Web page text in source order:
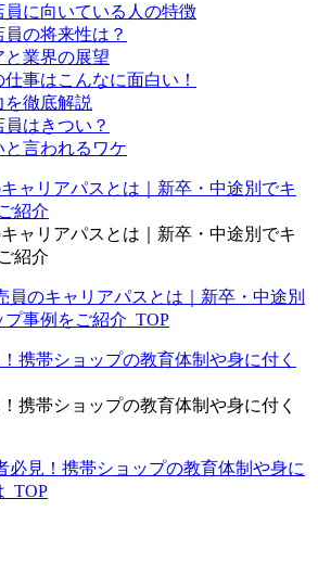
に向いている人の特徴
の将来性は？
業界の展望
事はこんなに面白い！
を徹底解説
はきつい？
言われるワケ
キャリアパスとは｜新卒・中途別でキ
紹介
キャリアパスとは｜新卒・中途別でキ
紹介
員のキャリアパスとは｜新卒・中途別
事例をご紹介_TOP
携帯ショップの教育体制や身に付く
携帯ショップの教育体制や身に付く
必見！携帯ショップの教育体制や身に